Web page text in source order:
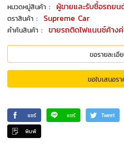
หมวดหมู่สินค้า : ผู้ขายและรับซื้อรถยน
ตราสินค้า : Supreme Car
คำค้นสินค้า : ขายรถติดไฟแนนซ์ค้าง
ขอรายละเอี
ขอใบเสนอร
แชร์ แชร์ Tweet
พิมพ์